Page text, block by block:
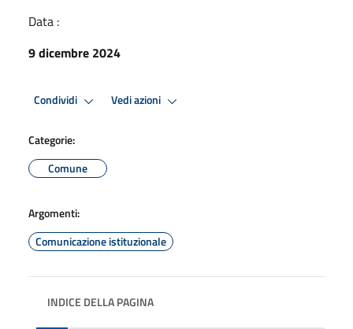
Data :
9 dicembre 2024
Condividi Vedi azioni
Categorie:
Comune
Argomenti:
Comunicazione istituzionale
INDICE DELLA PAGINA